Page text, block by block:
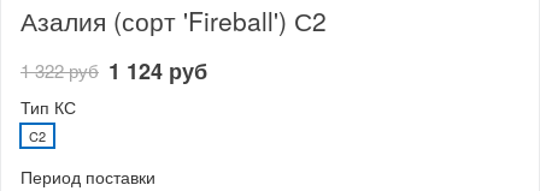
Азалия (сорт 'Fireball') С2
1 322 руб 1 124 руб
Тип КС
C2
Период поставки